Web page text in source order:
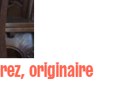
originaire